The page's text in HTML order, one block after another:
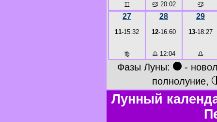
♊ ♋ 20:02 ♋
27
11-15:32
♍
28
12-16:60
♎ 12:04
29
13-18:27
♎
Фазы Луны: ● -
полнолуние,
Лунный